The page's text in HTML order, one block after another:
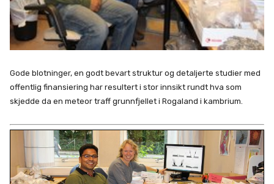
Gode blotninger, en godt bevart struktur og detaljerte studier med
offentlig finansiering har resultert i stor innsikt rundt hva som
skjedde da en meteor traff grunnfjellet i Rogaland i kambrium.